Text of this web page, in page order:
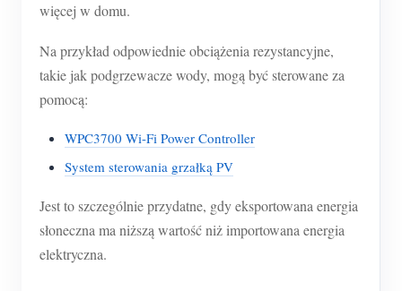
więcej w domu.
Na przykład odpowiednie obciążenia rezystancyjne,
takie jak podgrzewacze wody, mogą być sterowane za
pomocą:
WPC3700 Wi-Fi Power Controller
System sterowania grzałką PV
Jest to szczególnie przydatne, gdy eksportowana energia
słoneczna ma niższą wartość niż importowana energia
elektryczna.